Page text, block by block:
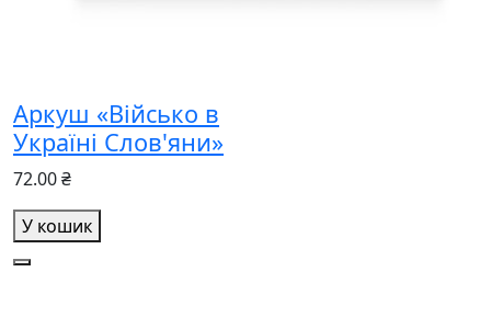
Аркуш «Військо в
Україні Слов'яни»
72.00 ₴
У кошик